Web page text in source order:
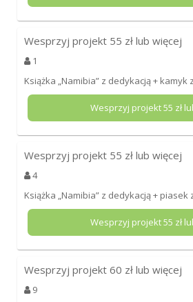
Wesprzyj projekt 55 zł lub więcej
1
Książka „Namibia” z dedykacją + kamyk
Wesprzyj projekt55 zł
Wesprzyj projekt 55 zł lub więcej
4
Książka „Namibia” z dedykacją +
Wesprzyj projekt55 zł
Wesprzyj projekt 60 zł lub więcej
9